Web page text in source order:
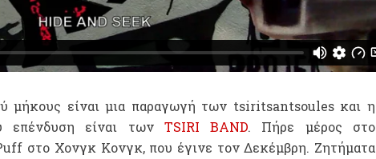
μήκους είναι μια παραγωγή των tsiritsantsoules και η
επένδυση είναι των TSIRI BAND. Πήρε μέρος στο
στο Χονγκ Κονγκ, που έγινε τον Δεκέμβρη. Ζητήματα